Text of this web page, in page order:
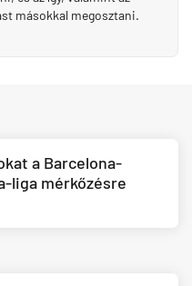
másokkal megosztani.
a Barcelona-
liga mérkőzésre